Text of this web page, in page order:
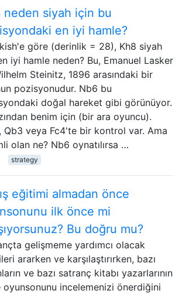
neden siyah için bu
en iyi hamle?
göre (derinlik = 28), Kh8 siyah
iyi hamle neden? Bu, Emanuel Lasker
Steinitz, 1896 arasındaki bir
pozisyonudur. Nb6 bu
doğal hareket gibi görünüyor.
benim için (bir ara oyuncu).
Qb3 veya Fc4'te bir kontrol var. Ama
olan ne? Nb6 oynatılırsa …
strategy
eğitimi almadan önce
ilk önce mi
Bu doğru mu?
gelişmeme yardımcı olacak
ararken ve karşılaştırırken, bazı
ve bazı satranç kitabı yazarlarının
oyunsonunu incelemenizi önerdiğini